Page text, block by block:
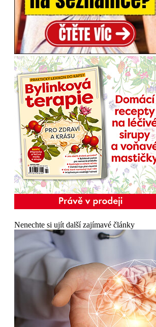
Nenechte si ujít další zajímavé články